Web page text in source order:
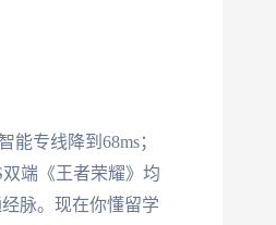
专线降到68ms；
双端《王者荣耀》均
脉。现在你懂留学